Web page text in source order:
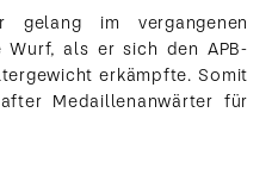
gelang im vergangenen
als er sich den APB-
erkämpfte. Somit
Medaillenanwärter für